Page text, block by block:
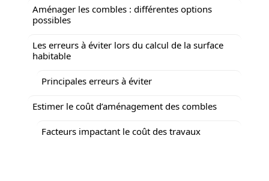
Aménager les combles : différentes options
possibles
Les erreurs à éviter lors du calcul de la surface
habitable
Principales erreurs à éviter
Estimer le coût d’aménagement des combles
Facteurs impactant le coût des travaux